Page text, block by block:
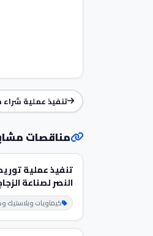
تنفيذ عملية شراء
مناقصات
النصر لصناعة
كيماويات وبلاستيك